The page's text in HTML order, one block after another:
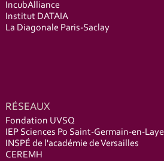
IncubAlliance
Institut DATAIA
La Diagonale Paris-Saclay
RÉSEAUX
Fondation UVSQ
IEP Sciences Po Saint-Germain-en-Laye
INSPÉ de l'académie de Versailles
CEREMH